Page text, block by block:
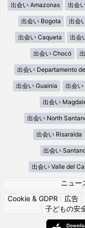
出会い Amazonas 出会
出会い Bogota 出会
出会い Caqueta 出会
出会い Chocó
出会い Departamento
出会い Guainia 出会
出会い
出会い North
出会い Risaralda
出会い
出会い Valle del
ニュー
Cookie & GDPR
広告
子どもの安